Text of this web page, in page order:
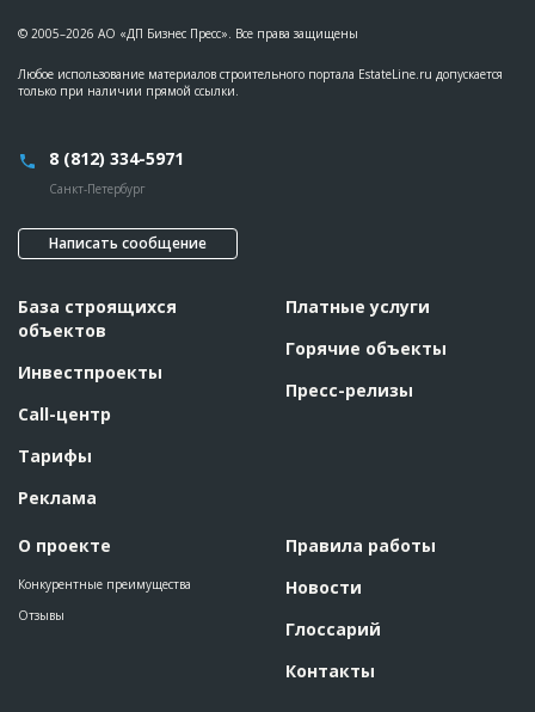
© 2005–2026 АО «ДП Бизнес Пресс». Все права защищены
Любое использование материалов строительного портала EstateLine.ru допускается
только при наличии прямой ссылки.
8 (812) 334-5971
Санкт-Петербург
Написать сообщение
База строящихся
объектов
Инвестпроекты
Call-центр
Тарифы
Реклама
О проекте
Конкурентные преимущества
Отзывы
Платные услуги
Горячие объекты
Пресс-релизы
Правила работы
Новости
Глоссарий
Контакты